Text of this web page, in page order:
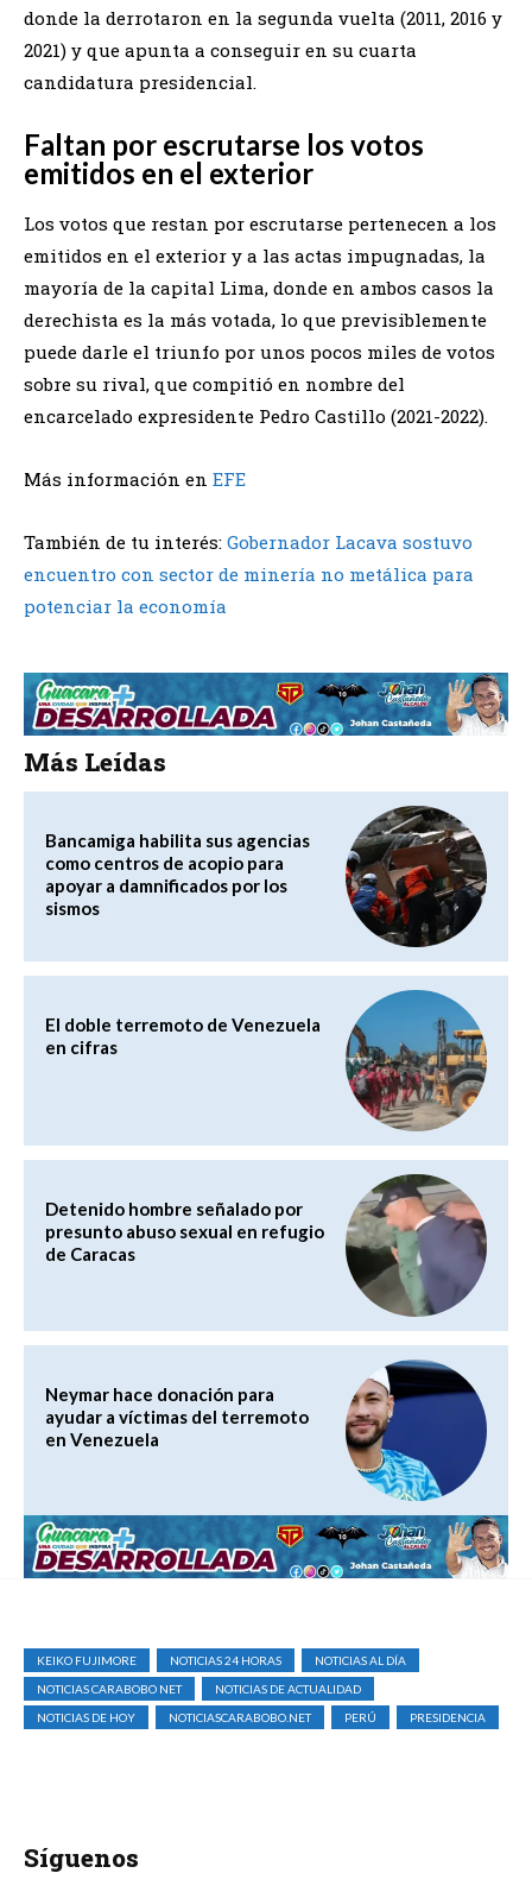
donde la derrotaron en la segunda vuelta (2011, 2016 y
2021) y que apunta a conseguir en su cuarta
candidatura presidencial.
Faltan por escrutarse los votos
emitidos en el exterior
Los votos que restan por escrutarse pertenecen a los
emitidos en el exterior y a las actas impugnadas, la
mayoría de la capital Lima, donde en ambos casos la
derechista es la más votada, lo que previsiblemente
puede darle el triunfo por unos pocos miles de votos
sobre su rival, que compitió en nombre del
encarcelado expresidente Pedro Castillo (2021-2022).
Más información en EFE
También de tu interés: Gobernador Lacava sostuvo
encuentro con sector de minería no metálica para
potenciar la economía
Más Leídas
Bancamiga habilita sus agencias
como centros de acopio para
apoyar a damnificados por los
sismos
El doble terremoto de Venezuela
en cifras
Detenido hombre señalado por
presunto abuso sexual en refugio
de Caracas
Neymar hace donación para
ayudar a víctimas del terremoto
en Venezuela
KEIKO FUJIMORE NOTICIAS 24 HORAS
NOTICIAS AL DÍA
NOTICIAS CARABOBO NET
NOTICIAS DE ACTUALIDAD
NOTICIAS DE HOY
NOTICIASCARABOBO.NET PERÚ PRESIDENCIA
Síguenos